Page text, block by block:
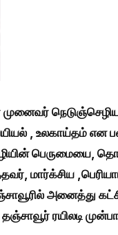
, உலகாய்தம்
பெருமையை,
மார்க்சிய
அனைத்து
ரயிலடி